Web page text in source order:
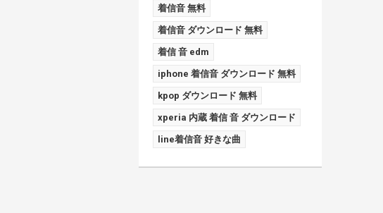
着信音 無料
着信音 ダウンロード 無料
着信 音 edm
iphone 着信音 ダウンロード 無料
kpop ダウンロード 無料
xperia 内蔵 着信 音 ダウンロード
line着信音 好きな曲